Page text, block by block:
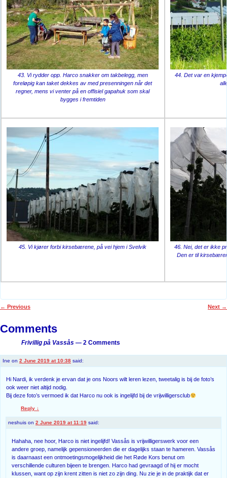
43. Vi rydder opp. Harco snakker om takbelegg, men
foreløpig kan taket dekkes av med presenningen når det
regner, mens vi venter på en offisiel gapahuk som skal
bygges i fremtiden
44. Det var en
45. Vi kjører forbi kirsebærene, på vei hjem i Svelvik
46. Nei, det er ikke
Den er til
← Previous Next →
Comments
Frivillig på Vassås — 2 Comments
Ine on 2 June 2019 at 10:38 said:
Hi Nardi, ik verdenk je ervan dat je ons Noors wilt leren lezen, tweetalig is bij de foto’s
ook weer niet altijd nodig.
Bij deze foto’s vermoed ik dat Harco nu ook is ingelijfd bij de vrijwilligersclub
Reply ↓
neshuis on 2 June 2019 at 11:19 said:
Hahaha, nee hoor, Harco is niet ingelijfd! Vassås is vrijwilligerswerk voor een
andere groep, namelijk gepensioneerden die er dagelijks staan te hameren. Vassås
is daarnaast een ontmoetingsmogelijkheid die het Røde Kors benut om
verschillende culturen bijeen te brengen. Harco had gevraagd of hij er mocht
klussen, want op zijn krent zitten is niet zo zijn ding. Nu zie je in de praktijk dat er